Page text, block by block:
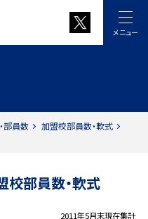
メニュー
部員数
加盟校部員数・軟式
校部員数・軟式
2011年5月末現在集計